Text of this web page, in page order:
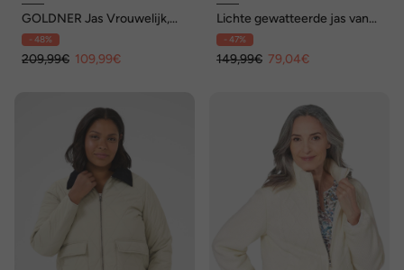
GOLDNER Jas Vrouwelijk,
gestructureerd jack
- 48%
209,99€ 109,99€
Lichte gewatteerde jas van
kreukvrij materiaal
- 47%
149,99€ 79,04€